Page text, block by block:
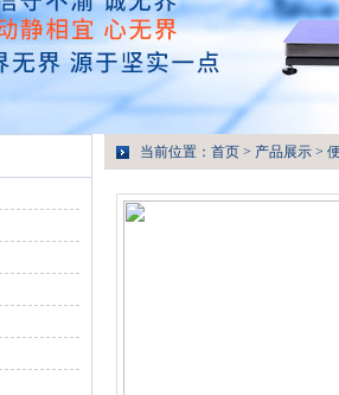
当前位置： 首页 > 产品展示 >